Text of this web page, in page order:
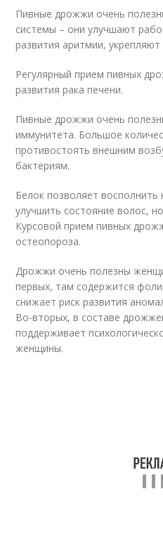
Пивные дрожжи очень
системы – они улучшают
развития аритмии, укрепляют
Регулярный прием пивных
развития рака печени.
Пивные дрожжи очень
иммунитета. Большое
противостоять внешним
бактериям.
Белок позволяет восполнить
улучшить состояние волос,
Курсовой прием пивных
остеопороза.
Дрожжи очень полезны
первых, там содержится
снижает риск развития
Во-вторых, в составе
поддерживает
женщины.